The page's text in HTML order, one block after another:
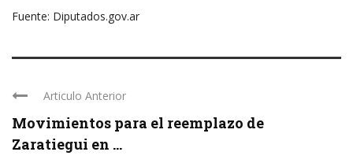
Fuente: Diputados.gov.ar
Articulo Anterior
Movimientos para el reemplazo de
Zaratiegui en ...